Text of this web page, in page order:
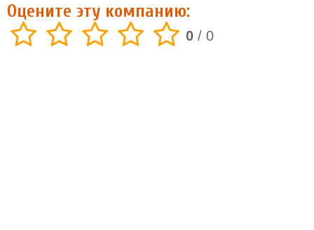
Оцените эту компанию:
0 / 0